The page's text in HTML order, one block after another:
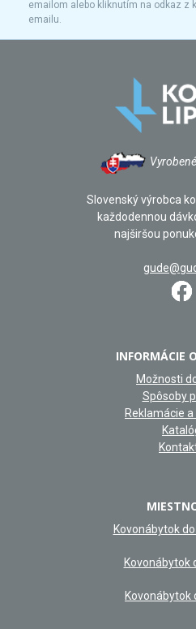
emailom alebo kliknutím na odkaz z
emailu.
Slovenský výrobca
každodennou
najširšou
INFORMÁCIE
Možnosti
Spôsoby
Reklamácie
Kovonábytok
Kovonábytok
Kovonábytok